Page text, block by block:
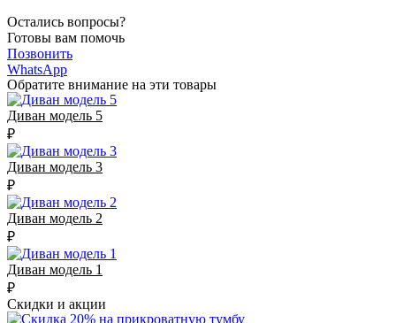
Остались вопросы?
Готовы вам помочь
Позвонить
WhatsApp
Обратите внимание на эти товары
Диван модель 5
₽
Диван модель 3
₽
Диван модель 2
₽
Диван модель 1
₽
Скидки и акции